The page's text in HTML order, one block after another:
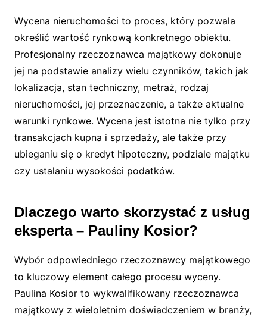
Wycena nieruchomości to proces, który pozwala
określić wartość rynkową konkretnego obiektu.
Profesjonalny rzeczoznawca majątkowy dokonuje
jej na podstawie analizy wielu czynników, takich jak
lokalizacja, stan techniczny, metraż, rodzaj
nieruchomości, jej przeznaczenie, a także aktualne
warunki rynkowe. Wycena jest istotna nie tylko przy
transakcjach kupna i sprzedaży, ale także przy
ubieganiu się o kredyt hipoteczny, podziale majątku
czy ustalaniu wysokości podatków.
Dlaczego warto skorzystać z usług
eksperta – Pauliny Kosior?
Wybór odpowiedniego rzeczoznawcy majątkowego
to kluczowy element całego procesu wyceny.
Paulina Kosior to wykwalifikowany rzeczoznawca
majątkowy z wieloletnim doświadczeniem w branży,